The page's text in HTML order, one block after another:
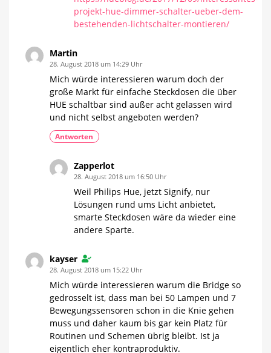
projekt-hue-dimmer-schalter-ueber-dem-
bestehenden-lichtschalter-montieren/
Martin
28. August 2018 um 14:29 Uhr
Mich würde interessieren warum doch der
große Markt für einfache Steckdosen die über
HUE schaltbar sind außer acht gelassen wird
und nicht selbst angeboten werden?
Antworten
Zapperlot
28. August 2018 um 16:50 Uhr
Weil Philips Hue, jetzt Signify, nur
Lösungen rund ums Licht anbietet,
smarte Steckdosen wäre da wieder eine
andere Sparte.
kayser
28. August 2018 um 15:22 Uhr
Mich würde interessieren warum die Bridge so
gedrosselt ist, dass man bei 50 Lampen und 7
Bewegungssensoren schon in die Knie gehen
muss und daher kaum bis gar kein Platz für
Routinen und Schemen übrig bleibt. Ist ja
eigentlich eher kontraproduktiv.